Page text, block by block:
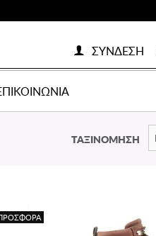
ΣΥΝΔΕΣΗ
ΤΑΞΙΝΟΜΗΣΗ